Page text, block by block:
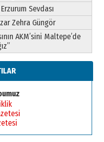
Sevdası
Zehra Güngör
AKM’sini Maltepe’de